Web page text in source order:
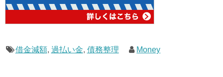
借金減額, 過払い金, 債務整理 Money